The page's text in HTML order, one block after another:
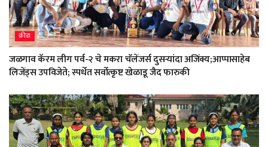
क्रीडा
जळगाव कॅरम लीग पर्व-२ चे मकरा चॅलेंजर्स दुसऱ्यांदा अजिंक्य;आप्पासाहेब
लिजेंड्स उपविजेते; स्पर्धेत सर्वोत्कृष्ट खेळाडू जैद फारुकी